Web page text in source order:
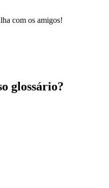
com os amigos!
glossário?